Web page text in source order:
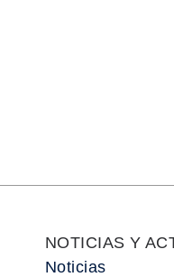
NOTICIAS Y
Noticias